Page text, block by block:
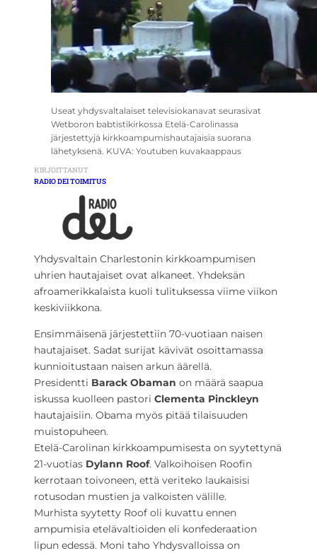
Useat yhdysvaltalaiset televisiokanavat seurasivat
Wetboron babtistikirkossa Etelä-Carolinassa
järjestettyjä kirkkoampumishautajaisia suorana
lähetyksenä. KUVA: Youtuben kuvakaappaus
KIRJOITTANUT
RADIO DEI TOIMITUS
Yhdysvaltain Charlestonin kirkkoampumisen
uhrien hautajaiset ovat alkaneet. Yhdeksän
afroamerikkalaista kuoli tulituksessa viime viikon
keskiviikkona.
Ensimmäisenä järjestettiin 70-vuotiaan naisen
hautajaiset. Sadat surijat kävivät osoittamassa
kunnioitustaan naisen arkun äärellä.
Presidentti Barack Obaman on määrä saapua
iskussa kuolleen pastori Clementa Pinckleyn
hautajaisiin. Obama myös pitää tilaisuuden
muistopuheen.
Etelä-Carolinan kirkkoampumisesta on syytettynä
21-vuotias Dylann Roof. Valkoihoisen Roofin
kerrotaan toivoneen, että veriteko laukaisisi
rotusodan mustien ja valkoisten välille.
Murhista syytetty Roof oli kuvattu ennen
ampumisia etelävaltioiden eli konfederaation
lipun edessä. Moni taho Yhdysvalloissa on